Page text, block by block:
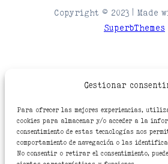
Gestionar
Para ofrecer las mejores experiencias,
cookies para almacenar y/o acceder a la
consentimiento de estas tecnologías nos
comportamiento de navegación o las
No consentir o retirar el consentimiento,
Copyright © 2023 | Made
SuperbThemes
PERSONAS
Rebeca Bañuelos
B3r2c0